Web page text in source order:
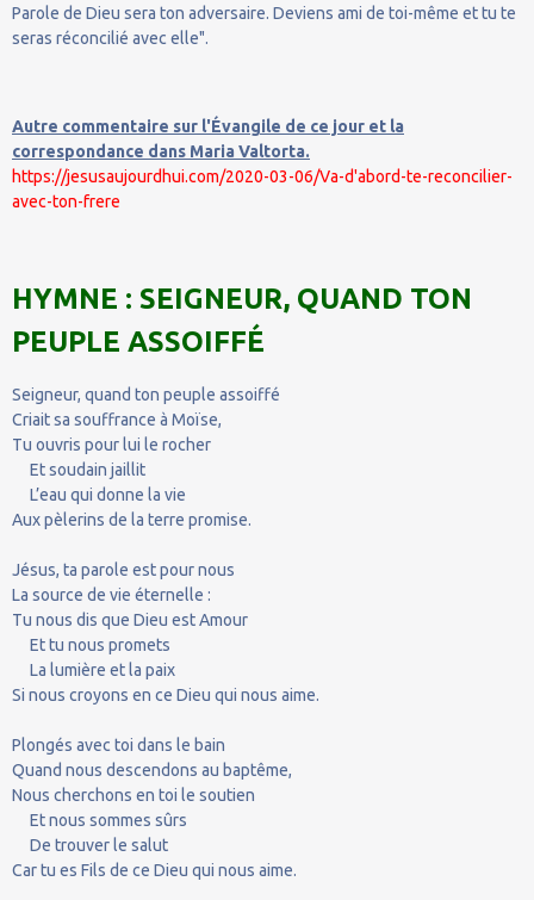
Parole de Dieu sera ton adversaire. Deviens ami de toi-même et tu te
seras réconcilié avec elle".
Autre commentaire sur l'Évangile de ce jour et la
correspondance dans Maria Valtorta.
https://jesusaujourdhui.com/2020-03-06/Va-d'abord-te-reconcilier-
avec-ton-frere
HYMNE : SEIGNEUR, QUAND TON
PEUPLE ASSOIFFÉ
Seigneur, quand ton peuple assoiffé
Criait sa souffrance à Moïse,
Tu ouvris pour lui le rocher
Et soudain jaillit
L’eau qui donne la vie
Aux pèlerins de la terre promise.
Jésus, ta parole est pour nous
La source de vie éternelle :
Tu nous dis que Dieu est Amour
Et tu nous promets
La lumière et la paix
Si nous croyons en ce Dieu qui nous aime.
Plongés avec toi dans le bain
Quand nous descendons au baptême,
Nous cherchons en toi le soutien
Et nous sommes sûrs
De trouver le salut
Car tu es Fils de ce Dieu qui nous aime.